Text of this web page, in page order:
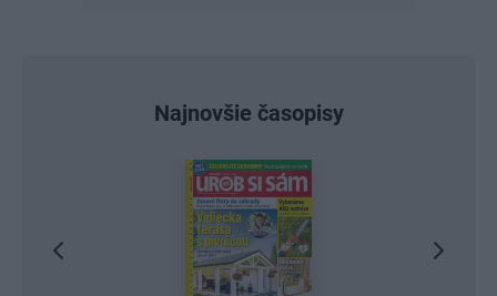
Najnovšie časopisy